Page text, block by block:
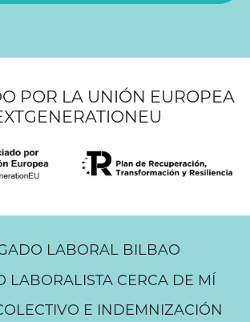
POR LA UNIÓN EUROPEA
LABORAL BILBAO
LABORALISTA CERCA DE MÍ
E INDEMNIZACIÓN